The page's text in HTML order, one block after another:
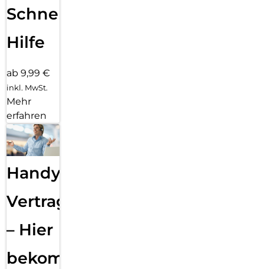
Schnelle
Hilfe
ab 9,99 €
inkl. MwSt.
Mehr
erfahren
Handy
Vertragsabwicklung
– Hier
bekommst